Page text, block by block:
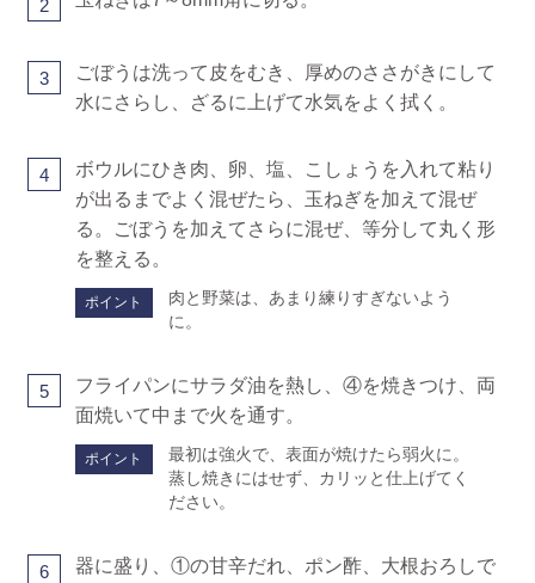
2
3
ごぼうは洗って皮をむき、厚めのささがきにして
水にさらし、ざるに上げて水気をよく拭く。
4
ボウルにひき肉、卵、塩、こしょうを入れて粘り
が出るまでよく混ぜたら、玉ねぎを加えて混ぜ
る。ごぼうを加えてさらに混ぜ、等分して丸く形
を整える。
ポイント
肉と野菜は、あまり練りすぎないよう
に。
5
フライパンにサラダ油を熱し、④を焼きつけ、両
面焼いて中まで火を通す。
ポイント
最初は強火で、表面が焼けたら弱火に。
蒸し焼きにはせず、カリッと仕上げてく
ださい。
6
器に盛り、①の甘辛だれ、ポン酢、大根おろしで